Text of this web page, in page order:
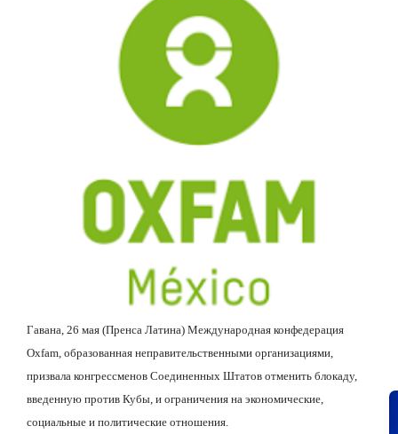
Гавана, 26 мая (Пренса Латина) Международная конфедерация
Oxfam, образованная неправительственными организациями,
призвала конгрессменов Соединенных Штатов отменить блокаду,
введенную против Кубы, и ограничения на экономические,
социальные и политические отношения.